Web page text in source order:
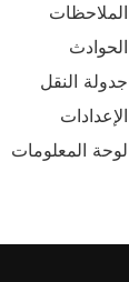
الملاحظات
الحوادث
جدولة النقل
الإعدادات
لوحة المعلومات